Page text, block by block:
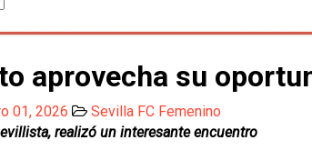
aprovecha su
01, 2026
Sevilla FC Femenino
realizó un interesante encuentro